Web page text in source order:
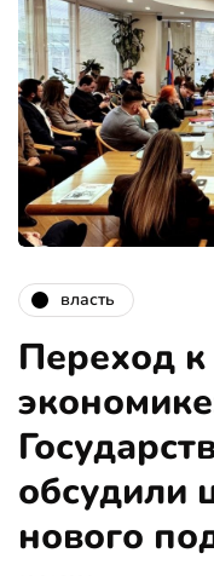
власть
Переход
обсудили
нового